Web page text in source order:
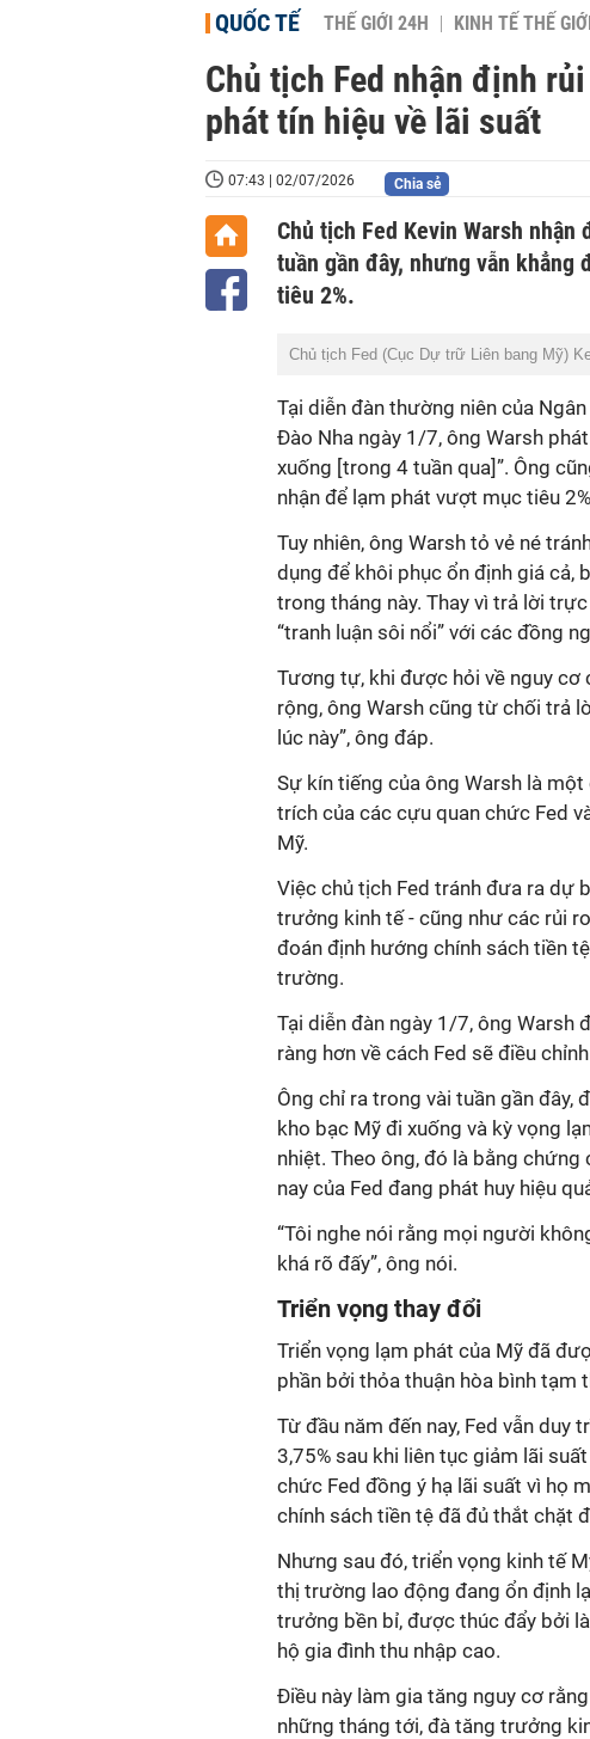
QUỐC TẾ THẾ GIỚI 24H KINH TẾ THẾ GIỚI
Chủ tịch Fed nhận định
phát tín hiệu về lãi suất
07:43 | 02/07/2026 Chia sẻ
Chủ tịch Fed Kevin Warsh
tuần gần đây, nhưng vẫn
tiêu 2%.
Chủ tịch Fed (Cục Dự trữ Liên bang Mỹ)
Tại diễn đàn thường niên của
Đào Nha ngày 1/7, ông Warsh
xuống [trong 4 tuần qua]”. Ông
nhận để lạm phát vượt mục tiêu
Tuy nhiên, ông Warsh tỏ vẻ né
dụng để khôi phục ổn định giá cả,
trong tháng này. Thay vì trả lời
“tranh luận sôi nổi” với các đồng
Tương tự, khi được hỏi về nguy
rộng, ông Warsh cũng từ chối trả
lúc này”, ông đáp.
Sự kín tiếng của ông Warsh là
trích của các cựu quan chức Fed
Mỹ.
Việc chủ tịch Fed tránh đưa ra dự
trưởng kinh tế - cũng như các rủi
đoán định hướng chính sách tiền
trường.
Tại diễn đàn ngày 1/7, ông Warsh
ràng hơn về cách Fed sẽ điều
Ông chỉ ra trong vài tuần gần đây,
kho bạc Mỹ đi xuống và kỳ vọng
nhiệt. Theo ông, đó là bằng
nay của Fed đang phát huy hiệu
“Tôi nghe nói rằng mọi người
khá rõ đấy”, ông nói.
Triển vọng thay đổi
Triển vọng lạm phát của Mỹ đã
phần bởi thỏa thuận hòa bình tạm
Từ đầu năm đến nay, Fed vẫn duy
3,75% sau khi liên tục giảm lãi
chức Fed đồng ý hạ lãi suất vì họ
chính sách tiền tệ đã đủ thắt chặt
Nhưng sau đó, triển vọng kinh tế
thị trường lao động đang ổn định
trưởng bền bỉ, được thúc đẩy bởi
hộ gia đình thu nhập cao.
Điều này làm gia tăng nguy cơ
những tháng tới, đà tăng trưởng